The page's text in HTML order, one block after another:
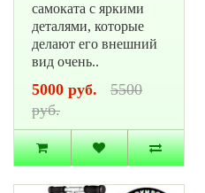
самоката с яркими
деталями, которые
делают его внешний
вид очень..
5000 руб.
5500
руб.